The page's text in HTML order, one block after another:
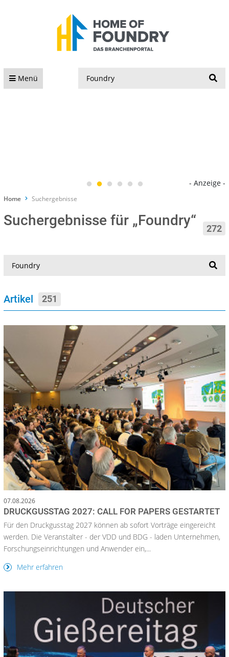
Menü
- Anzeige -
Home Suchergebnisse
Suchergebnisse für „Foundry“ 272
Artikel 251
07.08.2026
DRUCKGUSSTAG 2027: CALL FOR PAPERS GESTARTET
Für den Druckgusstag 2027 können ab sofort Vorträge eingereicht
werden. Die Veranstalter - der VDD und BDG - laden Unternehmen,
Forschungseinrichtungen und Anwender ein,...
Mehr erfahren